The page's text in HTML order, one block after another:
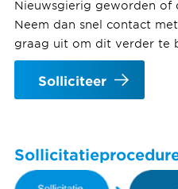
Nieuwsgierig geworden of
Neem dan snel contact
graag uit om dit verder te
Solliciteer